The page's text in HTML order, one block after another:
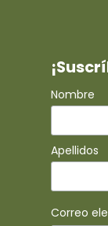
Nombre
Apellidos
Correo